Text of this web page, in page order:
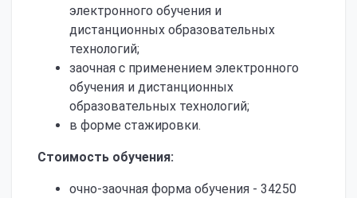
электронного обучения и
дистанционных образовательных
технологий;
заочная с применением электронного
обучения и дистанционных
образовательных технологий;
в форме стажировки.
Стоимость обучения:
очно-заочная форма обучения - 34250